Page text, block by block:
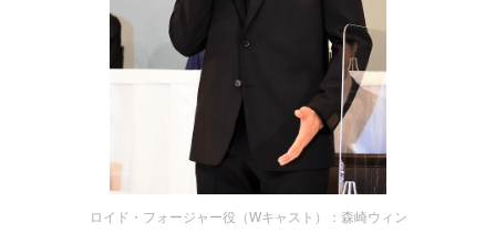
ロイド・フォージャー役（Wキャスト）：森崎ウィン